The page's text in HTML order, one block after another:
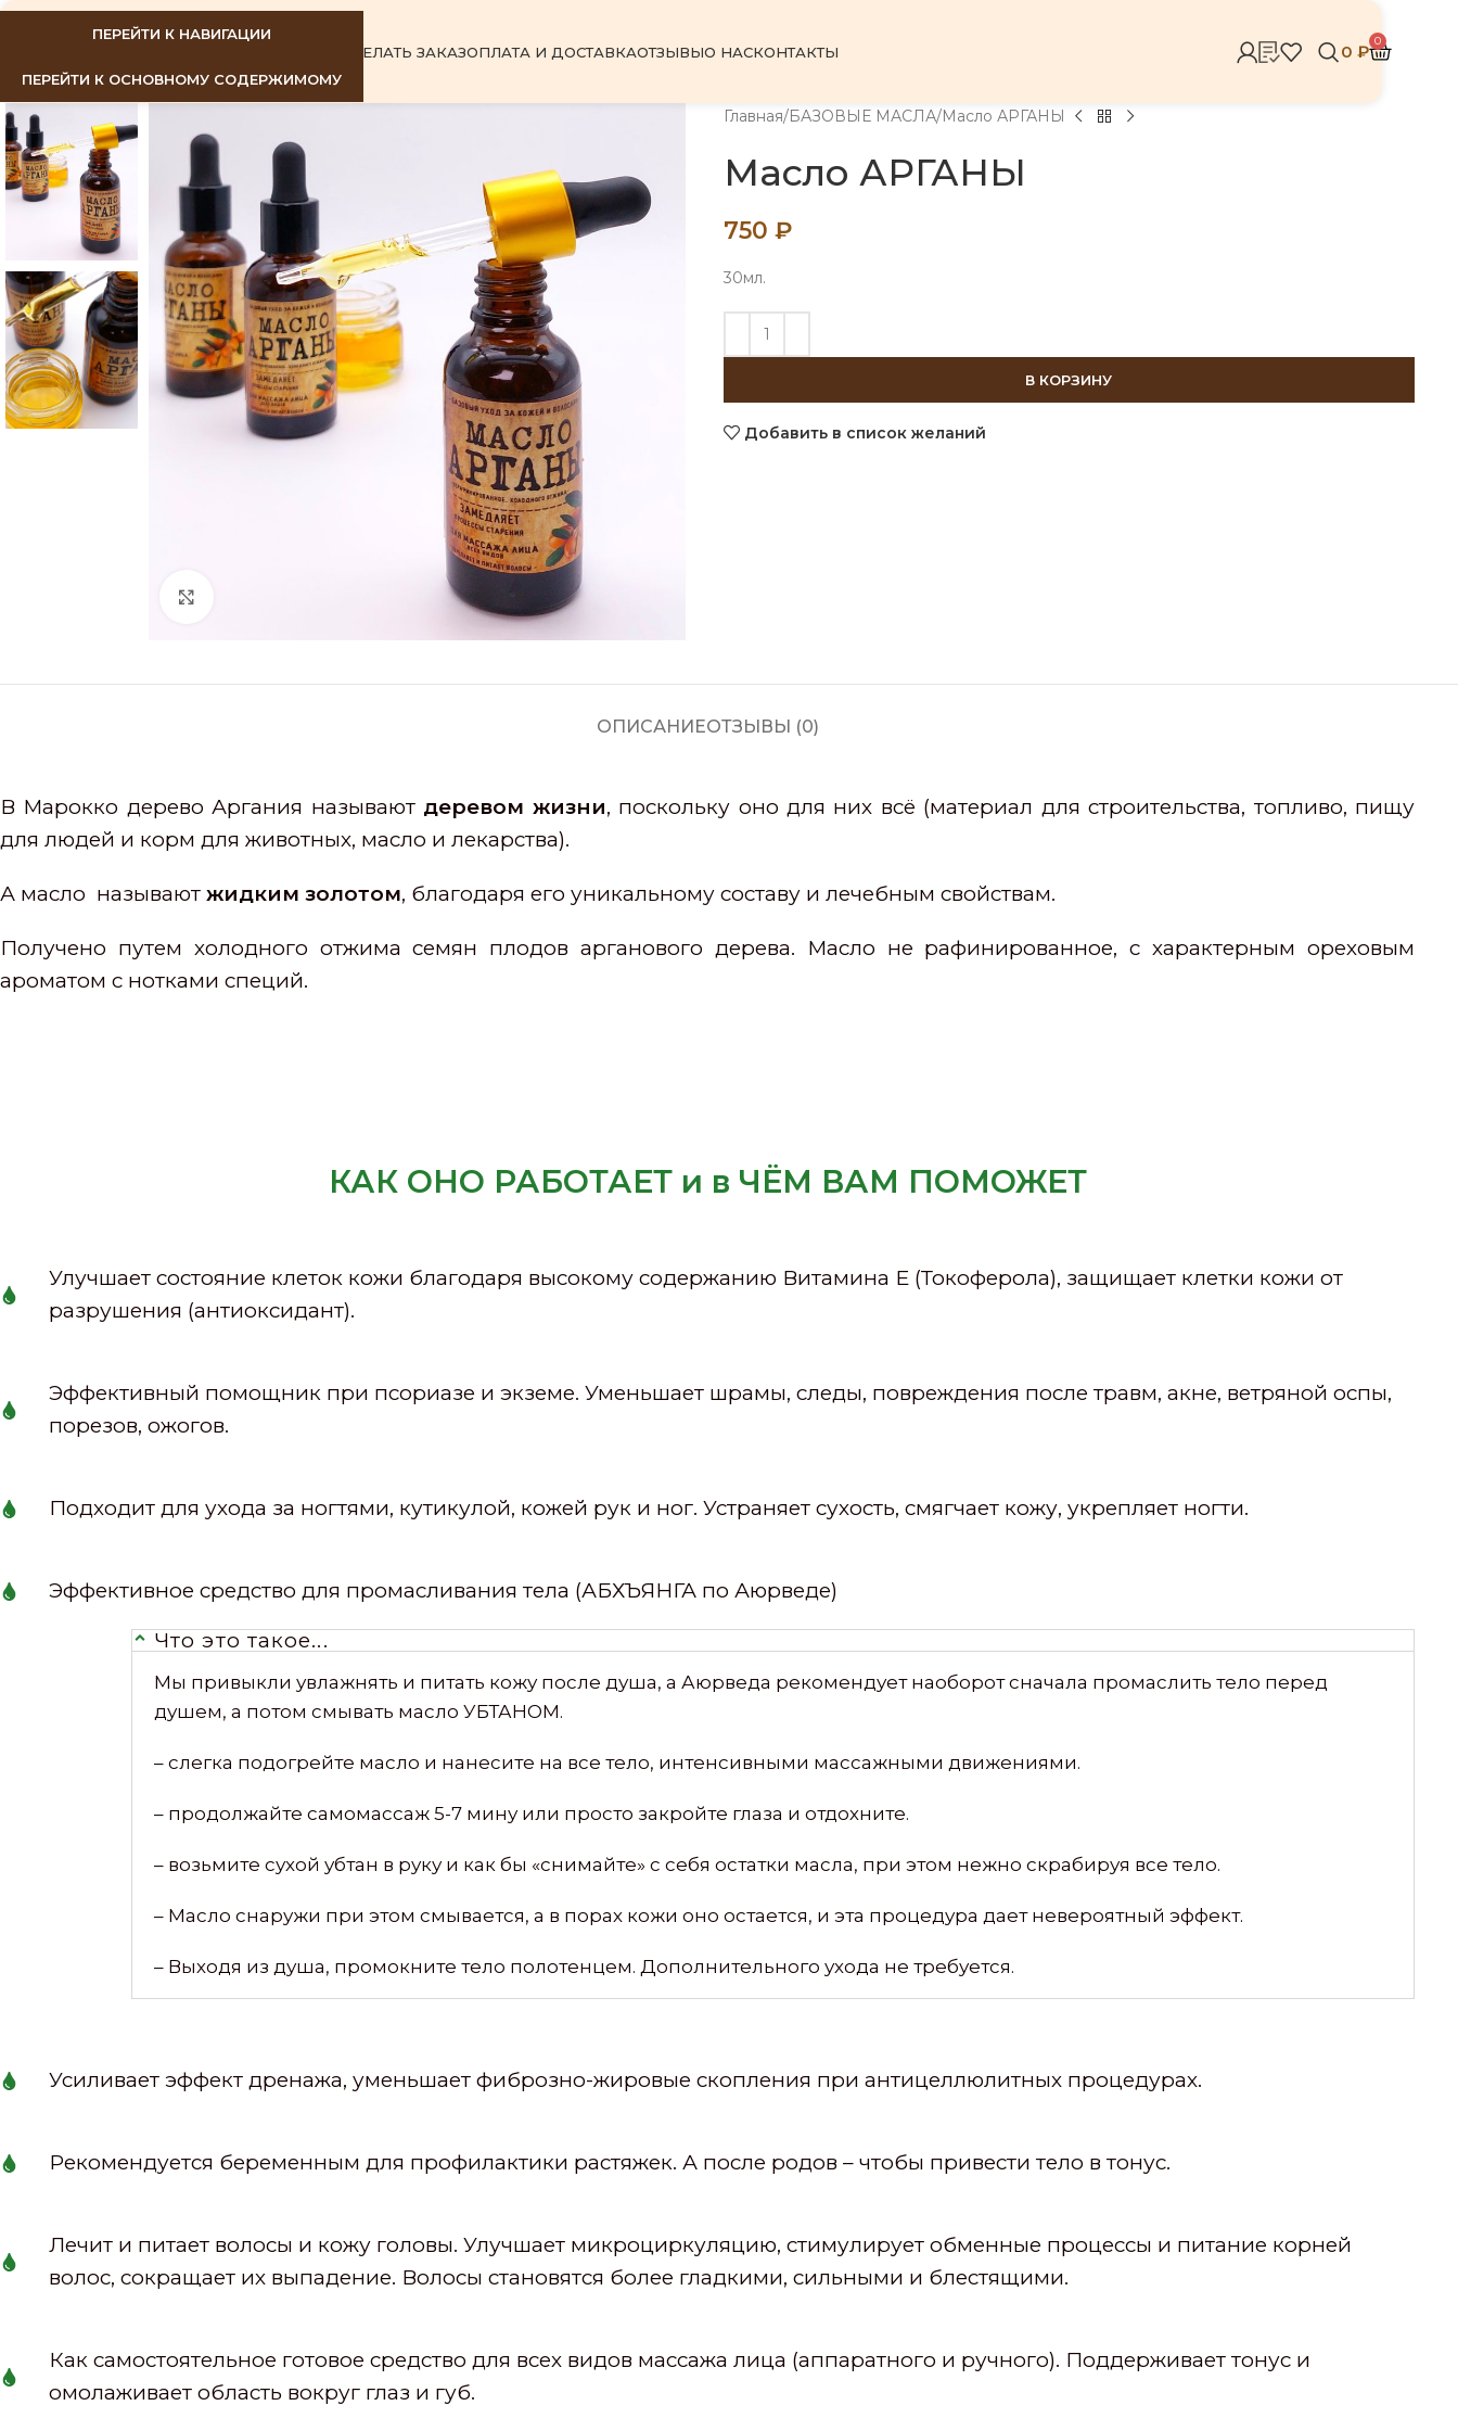
ПЕРЕЙТИ К НАВИГАЦИИ
ПЕРЕЙТИ К ОСНОВНОМУ СОДЕРЖИМОМУ
КАК СДЕЛАТЬ ЗАКАЗОПЛАТА И ДОСТАВКАОТЗЫВЫО НАСКОНТАКТЫ 0 ₽
0
Главная БАЗОВЫЕ МАСЛА Масло АРГАНЫ
Масло АРГАНЫ
750 ₽
30мл.
В КОРЗИНУ
Добавить в список желаний
ОПИСАНИЕОТЗЫВЫ (0)
В Марокко дерево Аргания называют деревом жизни, поскольку оно для них всё (материал для строительства, топливо, пищу
для людей и корм для животных, масло и лекарства).
А масло называют жидким золотом, благодаря его уникальному составу и лечебным свойствам.
Получено путем холодного отжима семян плодов арганового дерева. Масло не рафинированное, с характерным ореховым
ароматом с нотками специй.
КАК ОНО РАБОТАЕТ и в ЧЁМ ВАМ ПОМОЖЕТ
Улучшает состояние клеток кожи благодаря высокому содержанию Витамина Е (Токоферола), защищает клетки кожи от
разрушения (антиоксидант).
Эффективный помощник при псориазе и экземе. Уменьшает шрамы, следы, повреждения после травм, акне, ветряной оспы,
порезов, ожогов.
Подходит для ухода за ногтями, кутикулой, кожей рук и ног. Устраняет сухость, смягчает кожу, укрепляет ногти.
Эффективное средство для промасливания тела (АБХЪЯНГА по Аюрведе)
Что это такое...
Мы привыкли увлажнять и питать кожу после душа, а Аюрведа рекомендует наоборот сначала промаслить тело перед
душем, а потом смывать масло УБТАНОМ.
– слегка подогрейте масло и нанесите на все тело, интенсивными массажными движениями.
– продолжайте самомассаж 5-7 мину или просто закройте глаза и отдохните.
– возьмите сухой убтан в руку и как бы «снимайте» с себя остатки масла, при этом нежно скрабируя все тело.
– Масло снаружи при этом смывается, а в порах кожи оно остается, и эта процедура дает невероятный эффект.
– Выходя из душа, промокните тело полотенцем. Дополнительного ухода не требуется.
Усиливает эффект дренажа, уменьшает фиброзно-жировые скопления при антицеллюлитных процедурах.
Рекомендуется беременным для профилактики растяжек. А после родов – чтобы привести тело в тонус.
Лечит и питает волосы и кожу головы. Улучшает микроциркуляцию, стимулирует обменные процессы и питание корней
волос, сокращает их выпадение. Волосы становятся более гладкими, сильными и блестящими.
Как самостоятельное готовое средство для всех видов массажа лица (аппаратного и ручного). Поддерживает тонус и
омолаживает область вокруг глаз и губ.